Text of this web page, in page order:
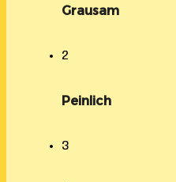
Grausam
2
Peinlich
3